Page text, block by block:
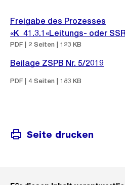
Freigabe des Prozesses
«K_41.3.1«Leitungs- oder
PDF | 2 Seiten | 123 KB
Beilage ZSPB Nr. 5/2019
PDF | 4 Seiten | 183 KB
Seite drucken